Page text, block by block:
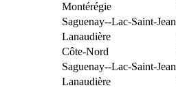
Montérégie
Saguenay--Lac-Saint-Jean
Lanaudière
Côte-Nord
Saguenay--Lac-Saint-Jean
Lanaudière